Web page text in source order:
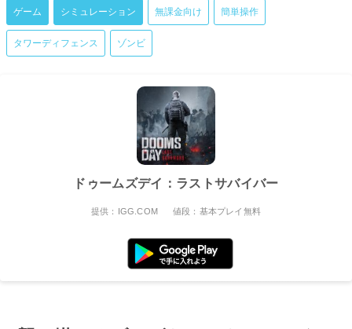
ゲーム シミュレーション 無課金向け 簡単操作
タワーディフェンス ゾンビ
ドゥームズデイ：ラストサバイバー
提供：IGG.COM 値段：基本プレイ無料